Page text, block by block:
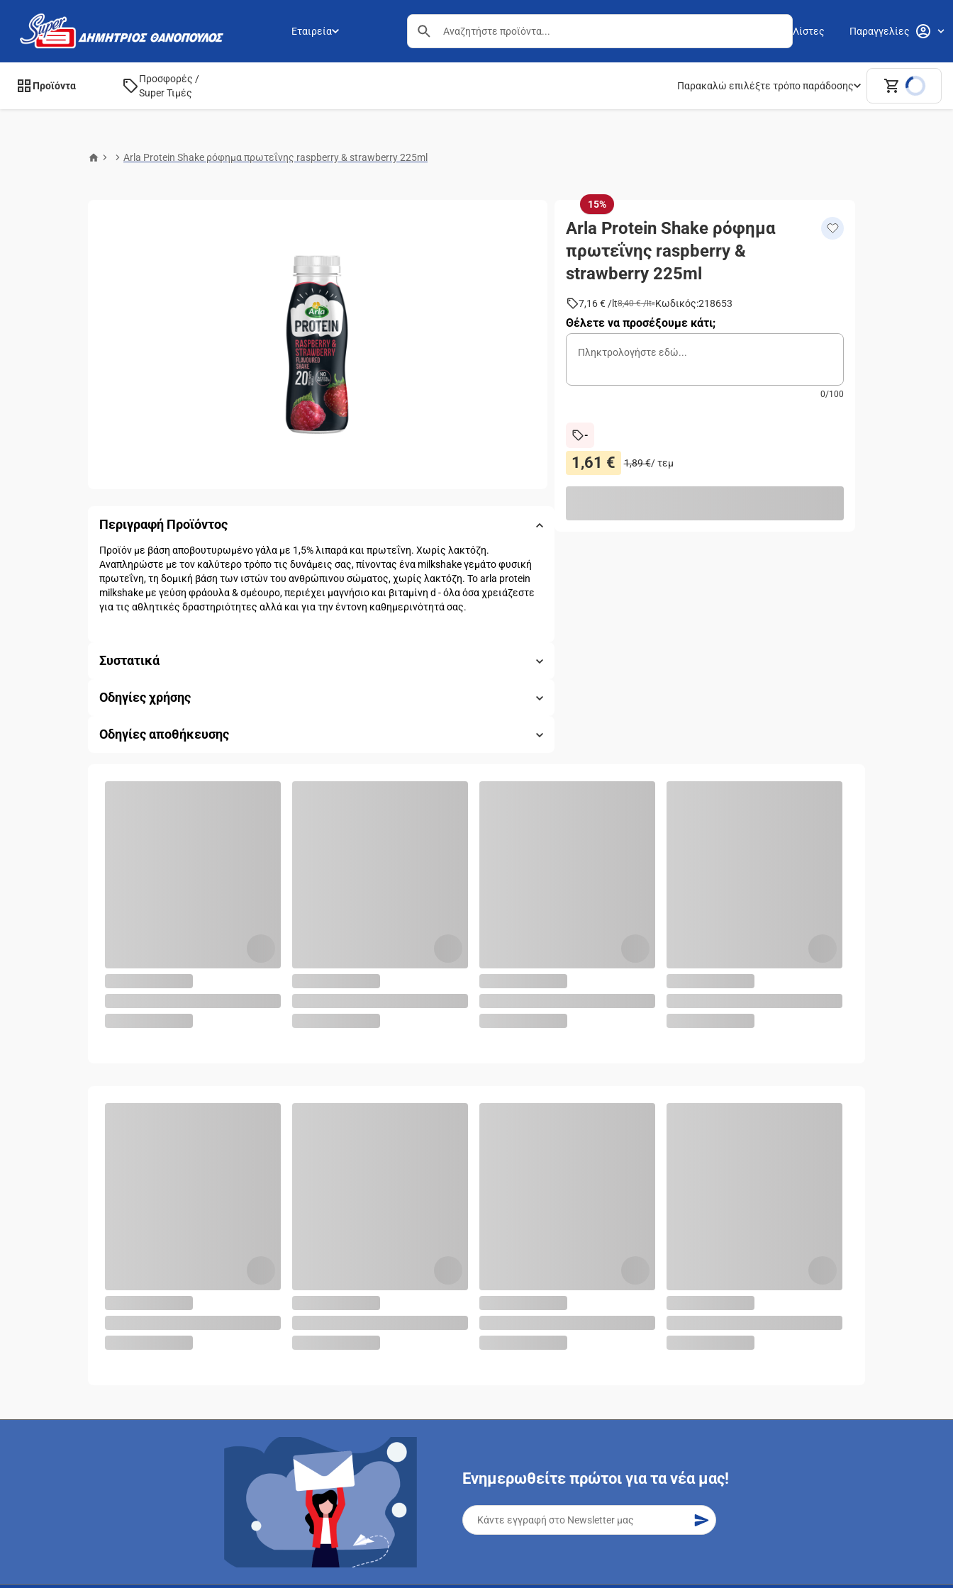
Εταιρεία Λίστες Παραγγελίες
Προϊόντα
Προσφορές /
Super Τιμές
Παρακαλώ επιλέξτε τρόπο παράδοσης
Arla Protein Shake ρόφημα πρωτεΐνης raspberry & strawberry 225ml
Περιγραφή Προϊόντος
Προϊόν με βάση αποβουτυρωμένο γάλα με 1,5% λιπαρά και πρωτεΐνη. Χωρίς λακτόζη.
Αναπληρώστε με τον καλύτερο τρόπο τις δυνάμεις σας, πίνοντας ένα milkshake γεμάτο φυσική
πρωτεΐνη, τη δομική βάση των ιστών του ανθρώπινου σώματος, χωρίς λακτόζη. Το arla protein
milkshake με γεύση φράουλα & σμέουρο, περιέχει μαγνήσιο και βιταμίνη d - όλα όσα χρειάζεστε
για τις αθλητικές δραστηριότητες αλλά και για την έντονη καθημερινότητά σας.
Συστατικά
Οδηγίες χρήσης
Οδηγίες αποθήκευσης
15%
Arla Protein Shake ρόφημα
πρωτεΐνης raspberry &
strawberry 225ml
7,16 €/lt8,40 €/lt Κωδικός:218653
Θέλετε να προσέξουμε κάτι;
0/100
-
1,61 € 1,89 €/τεμ
Ενημερωθείτε πρώτοι για τα νέα μας!